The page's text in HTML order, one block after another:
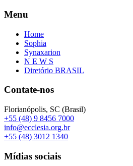
Menu
Home
Sophia
Synaxarion
N E W S
Diretório BRASIL
Contate-nos
Florianópolis, SC (Brasil)
+55 (48) 9 8456 7000
info@ecclesia.org.br
+55 (48) 3012 1340
Mídias sociais